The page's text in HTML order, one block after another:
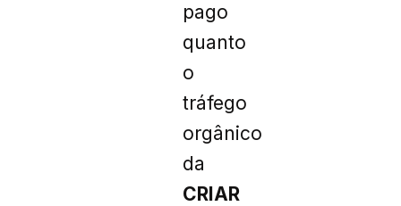
pago
quanto
o
tráfego
orgânico
da
CRIAR